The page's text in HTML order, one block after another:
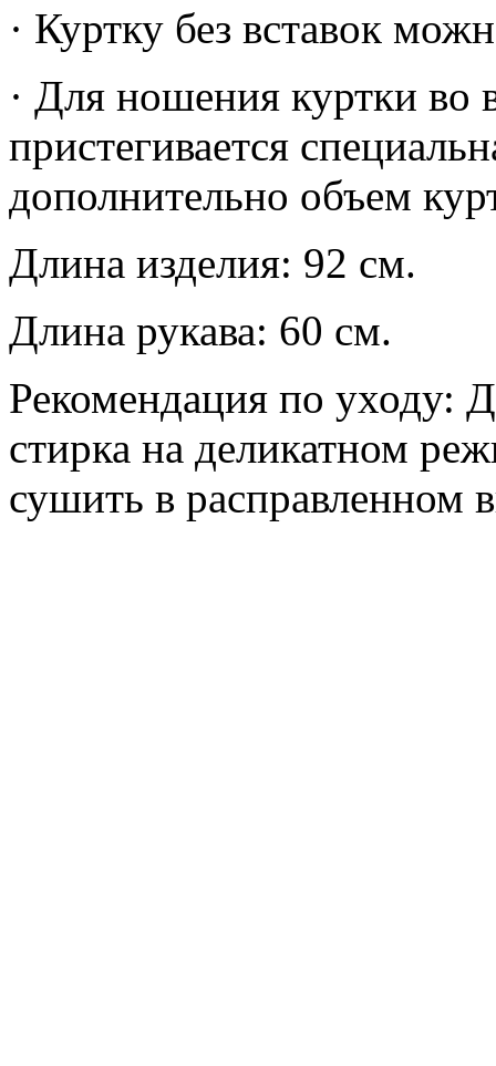
· Куртку без вставок
· Для ношения куртки во
пристегивается
дополнительно объем
Длина изделия: 92 см.
Длина рукава: 60 см.
Рекомендация по уходу:
стирка на деликатном
сушить в расправленном